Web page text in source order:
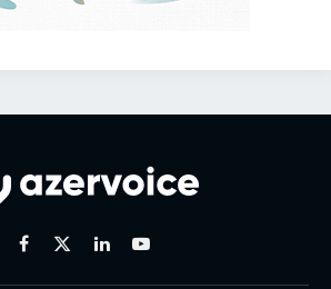
Facebook
X
LinkedinYoutube